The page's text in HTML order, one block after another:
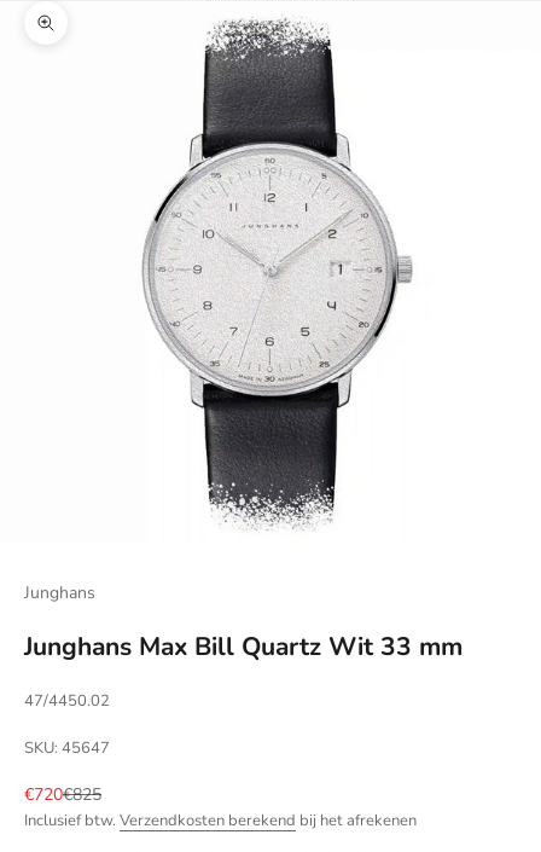
In-/uitzoomen
Junghans
Junghans Max Bill Quartz Wit 33 mm
47/4450.02
SKU: 45647
Aanbiedingsprijs
€720Normale prijs
€825
Inclusief btw. Verzendkosten berekend bij het afrekenen